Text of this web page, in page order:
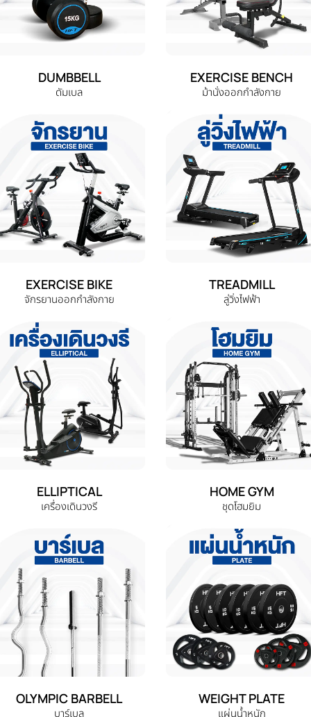
DUMBBELL
ดัมเบล
EXERCISE BENCH
ม้านั่งออกกำลังกาย
EXERCISE BIKE
จักรยานออกกำลังกาย
TREADMILL
ลู่วิ่งไฟฟ้า
ELLIPTICAL
เครื่องเดินวงรี
HOME GYM
ชุดโฮมยิม
OLYMPIC BARBELL
บาร์เบล
WEIGHT PLATE
แผ่นน้ำหนัก